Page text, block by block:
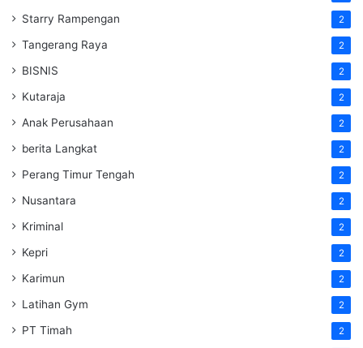
Starry Rampengan 2
Tangerang Raya 2
BISNIS 2
Kutaraja 2
Anak Perusahaan 2
berita Langkat 2
Perang Timur Tengah 2
Nusantara 2
Kriminal 2
Kepri 2
Karimun 2
Latihan Gym 2
PT Timah 2